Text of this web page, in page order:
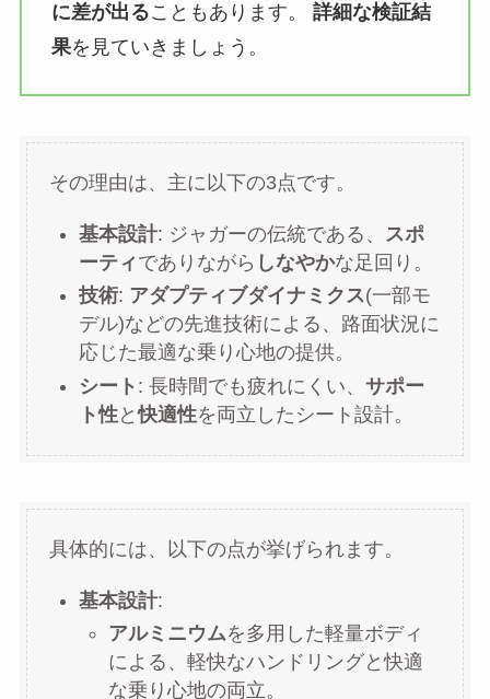
に差が出ることもあります。 詳細な検証結
果を見ていきましょう。
その理由は、主に以下の3点です。
基本設計: ジャガーの伝統である、
スポ
ーティ でありながら しなやかな足回り。
技術: アダプティブダイナミクス(一部モ
デル)などの先進技術による、路面状況に
応じた最適な乗り心地の提供。
シート : 長時間でも疲れにくい、 サポー
ト性と快適性を両立したシート設計。
具体的には、以下の点が挙げられます。
基本設計:
アルミニウムを多用した軽量ボディ
による、軽快なハンドリングと快適
な乗り心地の両立。